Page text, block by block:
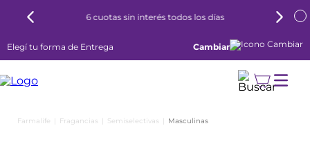
6 cuotas sin interés todos los días
Elegí tu forma de Entrega Cambiar
Fragancias Semiselectivas Masculinas